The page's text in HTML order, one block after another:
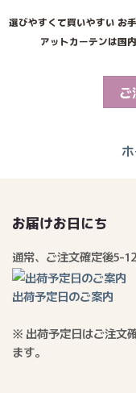
選びやすくて買いやすい お
アットカーテンは国
お届けお日にち
通常、ご注文確定後5-
出荷予定日のご案内
※ 出荷予定日はご注文
ます。